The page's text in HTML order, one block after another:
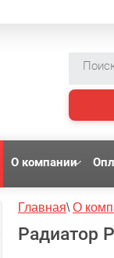
О компании
Главная\ О
Радиатор